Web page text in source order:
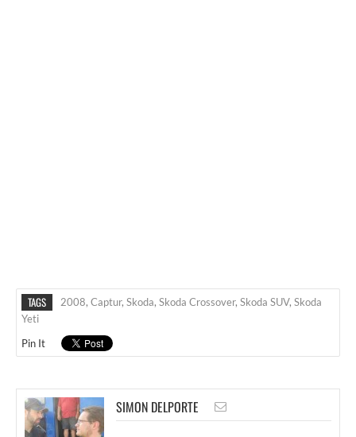
TAGS 2008, Captur, Skoda, Skoda Crossover, Skoda SUV, Skoda
Yeti
Pin It
SIMON DELPORTE